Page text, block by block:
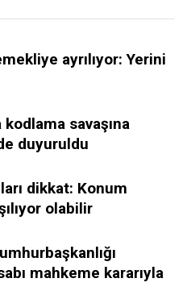
ayrılıyor: Yerini
savaşına
duyuruldu
dikkat: Konum
olabilir
mahkeme kararıyla